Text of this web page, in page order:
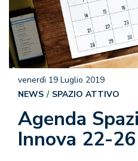
Agenda
Innova 22-
venerdì 19 Luglio 2019
NEWS
SPAZIO ATTIVO